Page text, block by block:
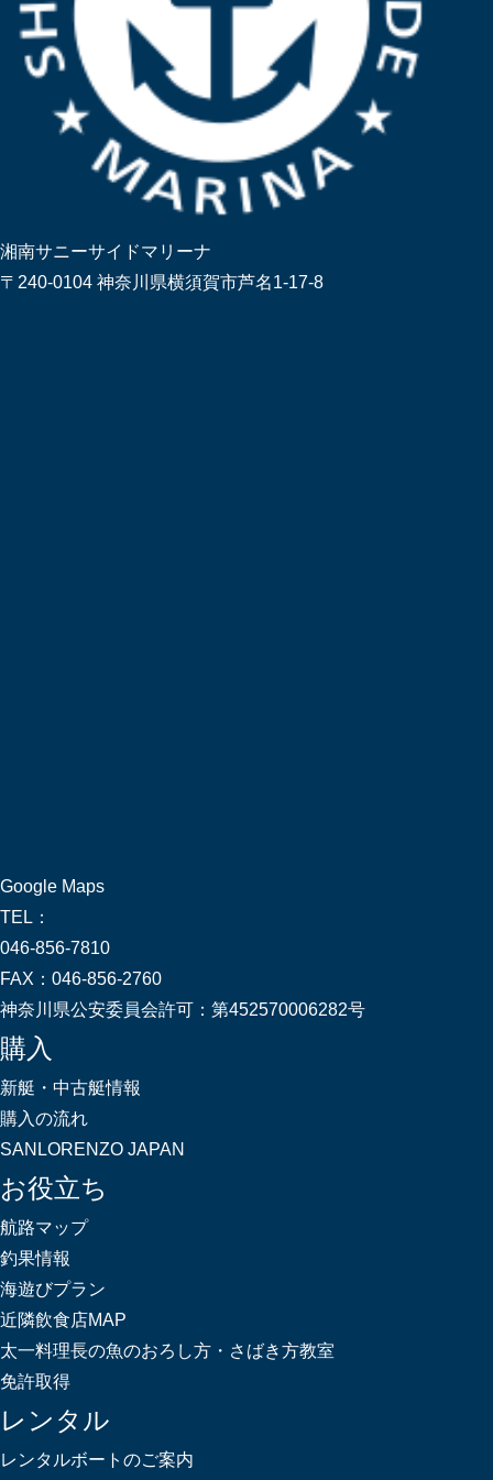
湘南サニーサイドマリーナ
〒240-0104 神奈川県横須賀市芦名1-17-8
Google Maps
TEL：
046-856-7810
FAX： 046-856-2760
神奈川県公安委員会許可： 第452570006282号
購入
新艇・中古艇情報
購入の流れ
SANLORENZO JAPAN
お役立ち
航路マップ
釣果情報
海遊びプラン
近隣飲食店MAP
太一料理長の魚のおろし方・さばき方教室
免許取得
レンタル
レンタルボートのご案内